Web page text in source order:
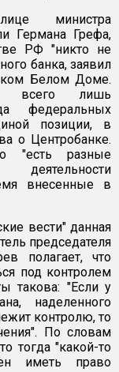
министра
Германа Грефа,
РФ "никто не
банка, заявил
Белом Доме.
всего лишь
федеральных
позиции, в
о Центробанке.
"есть разные
внесенные в
вести" данная
председателя
полагает, что
под контролем
такова: "Если у
наделенного
контролю, то
По словам
тогда "какой-то
иметь право